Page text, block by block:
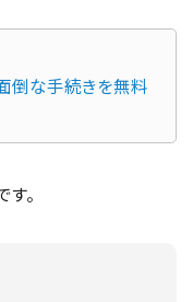
倒な手続きを無料
。